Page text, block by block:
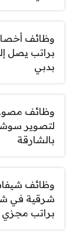
وظائف
بدبي
وظائف
لتصوير
بالشارقة
وظائف
شرقية في
براتب